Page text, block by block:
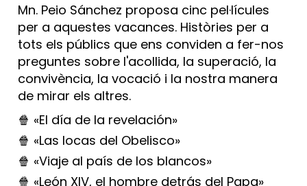
Mn. Peio Sánchez proposa cinc pel·lícules
per a aquestes vacances. Històries per a
tots els públics que ens conviden a fer-nos
preguntes sobre l'acollida, la superació, la
convivència, la vocació i la nostra manera
de mirar els altres.
🍿 «El día de la revelación»
🍿 «Las locas del Obelisco»
🍿 «Viaje al país de los blancos»
🍿 «León XIV, el hombre detrás del Papa»